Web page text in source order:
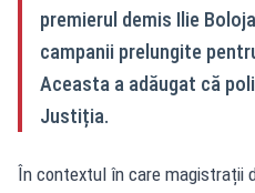
premierul demis Ilie
campanii prelungite
Aceasta a adăugat că
Justiția.
În contextul în care magistrații